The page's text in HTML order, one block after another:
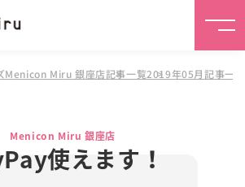
Menicon Miru 銀座店記事一覧2019年05月記事一覧
Menicon Miru 銀座店
使えます！